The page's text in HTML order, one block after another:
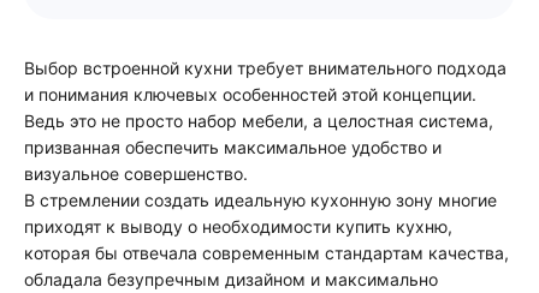
Выбор встроенной кухни требует внимательного подхода
и понимания ключевых особенностей этой концепции.
Ведь это не просто набор мебели, а целостная система,
призванная обеспечить максимальное удобство и
визуальное совершенство.
В стремлении создать идеальную кухонную зону многие
приходят к выводу о необходимости купить кухню,
которая бы отвечала современным стандартам качества,
обладала безупречным дизайном и максимально